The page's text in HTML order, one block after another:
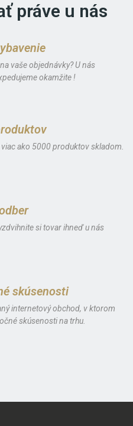
práve u nás
vaše objednávky? U nás
okamžite !
viac ako 5000 produktov skladom.
si tovar ihneď u nás
skúsenosti
internetový obchod, v ktorom
skúsenosti na trhu.